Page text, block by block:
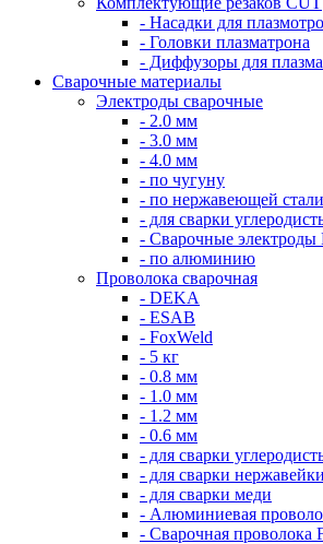
- Насадки для
- Головки плазматрона
- Диффузоры для
Сварочные материалы
Электроды сварочные
- 2.0 мм
- 3.0 мм
- 4.0 мм
- по чугуну
- по нержавеющей стали
- для сварки
- Сварочные электроды
- по алюминию
Проволока сварочная
- DEKA
- ESAB
- FoxWeld
- 5 кг
- 0.8 мм
- 1.0 мм
- 1.2 мм
- 0.6 мм
- для сварки
- для сварки нержавейки
- для сварки меди
- Алюминиевая
- Сварочная проволока